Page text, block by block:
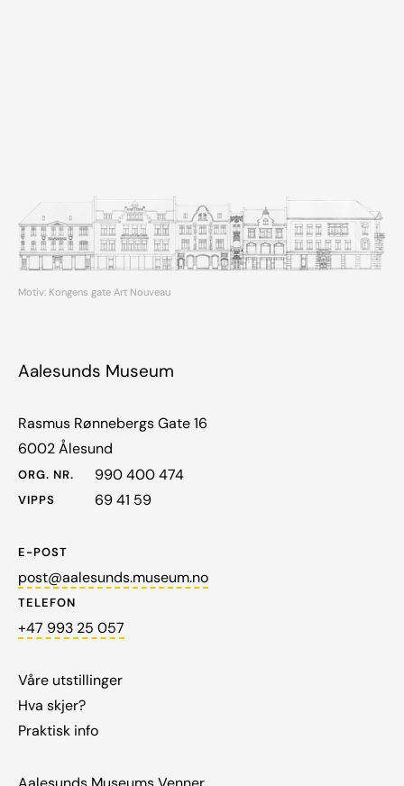
Motiv: Kongens gate Art Nouveau
Aalesunds Museum
Rasmus Rønnebergs Gate 16
6002 Ålesund
ORG. NR. 990 400 474
VIPPS 69 41 59
E-POST
post@aalesunds.museum.no
TELEFON
+47 993 25 057
Våre utstillinger
Hva skjer?
Praktisk info